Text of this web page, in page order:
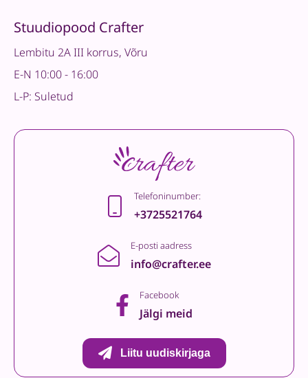
Stuudiopood Crafter
Lembitu 2A III korrus, Võru
E-N 10:00 - 16:00
L-P: Suletud
Telefoninumber:
+3725521764
E-posti aadress
info@crafter.ee
Facebook
Jälgi meid
Liitu uudiskirjaga